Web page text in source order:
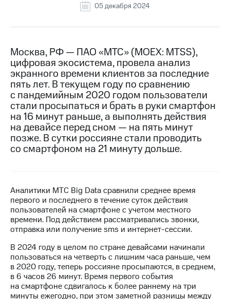
информация
Контакты
Медиа-центр
Пресс-
релизы
МТС
о технологиях
Достижения
Интервью
Контакты
Новости
в
и акционерам
Корпоративное
управление
05 декабря 2024
Москва, РФ — ПАО «МТС» (MOEX: MTSS),
цифровая экосистема, провела анализ
экранного времени клиентов за последние
пять лет. В текущем году по сравнению
с пандемийным 2020 годом пользователи
стали просыпаться и брать в руки смартфон
на 16 минут раньше, а выполнять действия
на девайсе перед сном — на пять минут
позже. В сутки россияне стали проводить
со смартфоном на 21 минуту дольше.
Аналитики МТС Big Data сравнили среднее время
первого и последнего в течение суток действия
пользователей на смартфоне с учетом местного
времени. Под действием рассматривались звонки,
отправка или получение sms и интернет-сессии.
В 2024 году в целом по стране девайсами начинали
пользоваться на четверть с лишним часа раньше, чем
в 2020 году, теперь россияне просыпаются, в среднем,
в 6 часов 26 минут. Время первого события
на смартфоне сдвигалось к более раннему на три
минуты ежегодно, при этом заметной разницы между